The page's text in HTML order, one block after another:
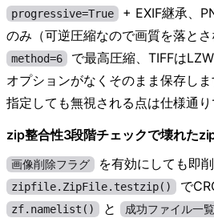
progressive=True + EXIF継承、
のみ（可逆圧縮なので画質を落と
method=6
で最高圧縮、TIFFは
オプションがなくそのまま保存し
指定しても無視される点は仕様通り
zip整合性3段階チェックで壊れた
画像削除フラグ を有効にしても即
zipfile.ZipFile.testzip() で
zf.namelist() と 成功ファイル一覧